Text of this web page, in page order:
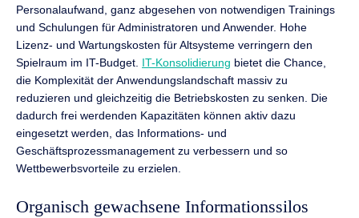
Personalaufwand, ganz abgesehen von notwendigen Trainings
und Schulungen für Administratoren und Anwender. Hohe
Lizenz- und Wartungskosten für Altsysteme verringern den
Spielraum im IT-Budget. IT-Konsolidierung bietet die Chance,
die Komplexität der Anwendungslandschaft massiv zu
reduzieren und gleichzeitig die Betriebskosten zu senken. Die
dadurch frei werdenden Kapazitäten können aktiv dazu
eingesetzt werden, das Informations- und
Geschäftsprozessmanagement zu verbessern und so
Wettbewerbsvorteile zu erzielen.
Organisch gewachsene Informationssilos